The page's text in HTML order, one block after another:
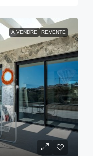
À VENDRE REVENTE